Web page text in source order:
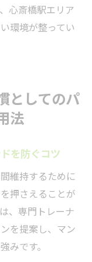
心斎橋駅エリア
環境が整ってい
としてのパ
法
を防ぐコツ
維持するために
押さえることが
、専門トレーナ
を提案し、マン
みです。